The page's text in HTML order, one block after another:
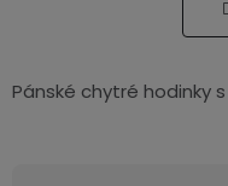
Pánské chytré hodinky